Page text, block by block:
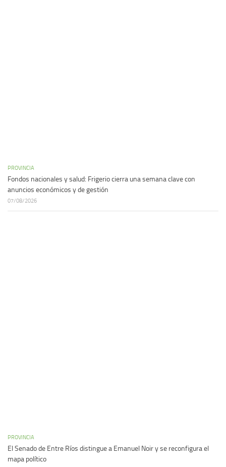
PROVINCIA
Fondos nacionales y salud: Frigerio cierra una semana clave con
anuncios económicos y de gestión
07/08/2026
PROVINCIA
El Senado de Entre Ríos distingue a Emanuel Noir y se reconfigura el
mapa político